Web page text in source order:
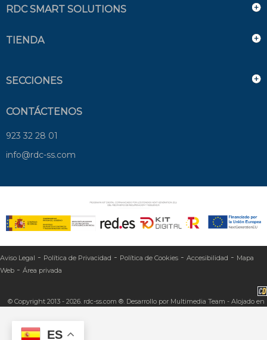
ES
RDC SMART SOLUTIONS
TIENDA
SECCIONES
CONTÁCTENOS
923 32 28 01
info@rdc-ss.com
Aviso Legal - Política de Privacidad - Política de Cookies - Accesibilidad - Mapa
Web - Área privada
© Copyright 2013 - 2026. rdc-ss.com ®. Desarrollo por Multimedia Team - Alojado en